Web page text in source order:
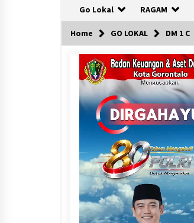
Go Lokal RAGAM
Home GO LOKAL DM 1 C